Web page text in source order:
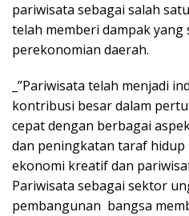
pariwisata sebagai salah
telah memberi dampak
perekonomian daerah.
_”Pariwisata telah menjadi
kontribusi besar dalam
cepat dengan berbagai
dan peningkatan taraf hidup
ekonomi kreatif dan
Pariwisata sebagai sektor
pembangunan bangsa